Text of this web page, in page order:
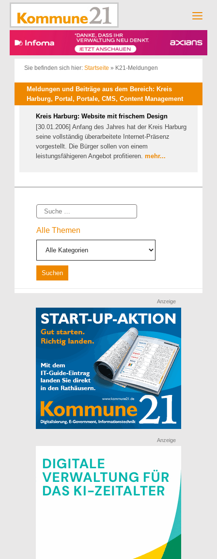
Zum
springen
Sie befinden sich hier: Startseite » K21-Meldungen
Meldungen und Beiträge aus dem Bereich: Kreis
Harburg, Portal, Portale, CMS, Content Management
Kreis Harburg: Website mit frischem Design
[30.01.2006] Anfang des Jahres hat der Kreis Harburg
seine vollständig überarbeitete Internet-Präsenz
vorgestellt. Die Bürger sollen von einem
leistungsfähigeren Angebot profitieren. mehr...
Suche
Alle Themen
Anzeige
Anzeige